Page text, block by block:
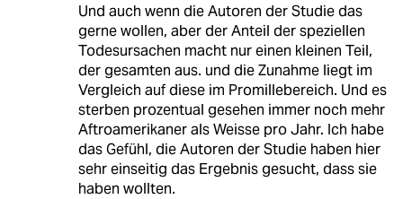
Und auch wenn die Autoren der Studie das
gerne wollen, aber der Anteil der speziellen
Todesursachen macht nur einen kleinen Teil,
der gesamten aus. und die Zunahme liegt im
Vergleich auf diese im Promillebereich. Und es
sterben prozentual gesehen immer noch mehr
Aftroamerikaner als Weisse pro Jahr. Ich habe
das Gefühl, die Autoren der Studie haben hier
sehr einseitig das Ergebnis gesucht, dass sie
haben wollten.